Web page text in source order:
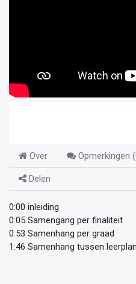
Over Opmerkingen (
Delen
0:00 inleiding
0:05 Samengang per finaliteit
0:53 Samenhang per graad
1:46 Samenhang tussen